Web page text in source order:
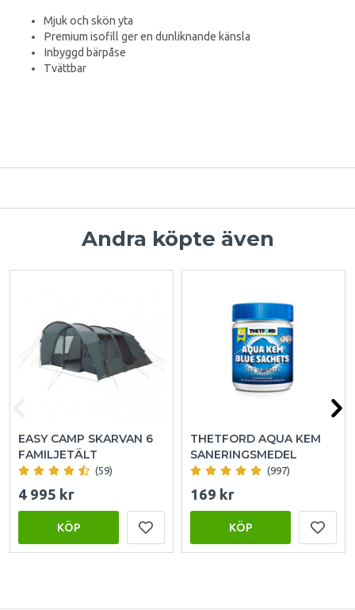
Mjuk och skön yta
Premium isofill ger en dunliknande känsla
Inbyggd bärpåse
Tvättbar
Andra köpte även
EASY CAMP SKARVAN 6
FAMILJETÄLT
(59)
4 995 kr
KÖP
THETFORD AQUA KEM
SANERINGSMEDEL
(997)
169 kr
KÖP